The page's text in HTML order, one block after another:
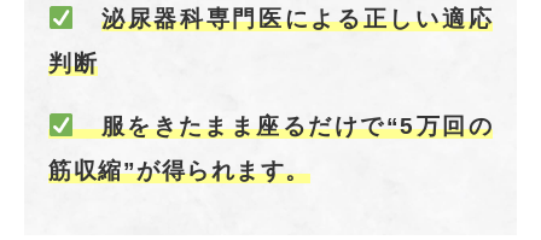
泌尿器科専門医による正しい適応
判断
服をきたまま座るだけで“5万回の
筋収縮”が得られます。